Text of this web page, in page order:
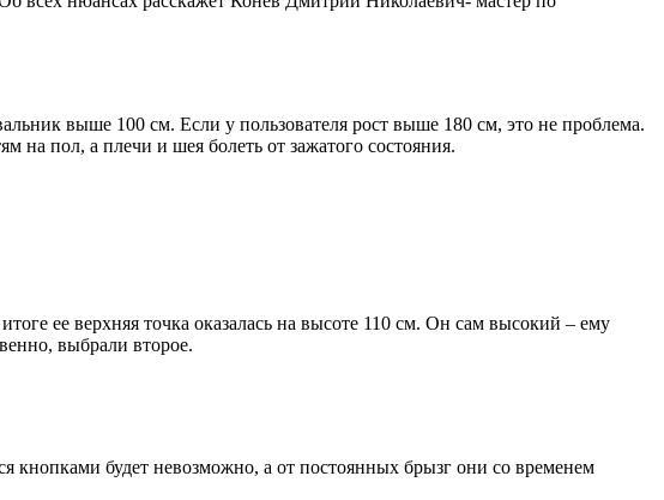
выше 100 см. Если у пользователя рост выше 180 см, это не проблема.
на пол, а плечи и шея болеть от зажатого состояния.
ее верхняя точка оказалась на высоте 110 см. Он сам высокий – ему
выбрали второе.
кнопками будет невозможно, а от постоянных брызг они со временем